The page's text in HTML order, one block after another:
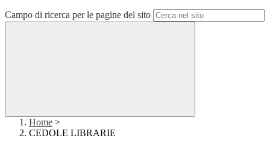
Campo di ricerca per le pagine del sito
Home >
CEDOLE LIBRARIE